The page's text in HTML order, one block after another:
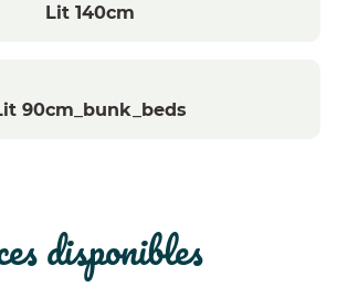
Lit 140cm
90cm_bunk_beds
disponibles